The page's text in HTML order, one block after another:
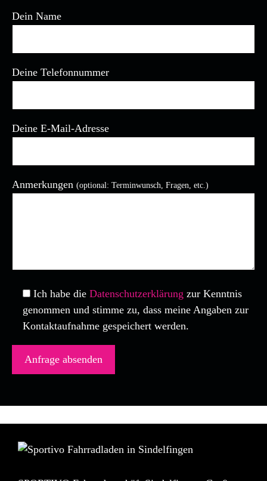
Dein Name
Deine Telefonnummer
Deine E-Mail-Adresse
Bitte lasse dieses Feld leer.
Anmerkungen (optional: Terminwunsch, Fragen, etc.)
Ich habe die Datenschutzerklärung zur Kenntnis
genommen und stimme zu, dass meine Angaben zur
Kontaktaufnahme gespeichert werden.